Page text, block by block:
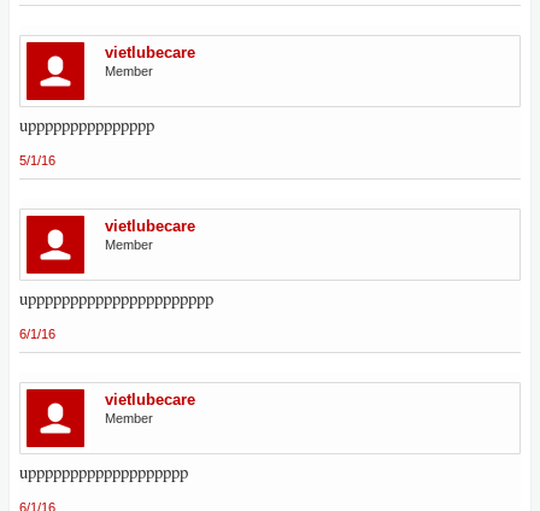
vietlubecare
Member
uppppppppppppppp
5/1/16
vietlubecare
Member
upppppppppppppppppppppp
6/1/16
vietlubecare
Member
uppppppppppppppppppp
6/1/16